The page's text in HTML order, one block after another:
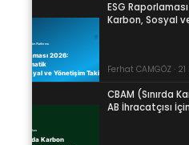
ESG
Karbon, Sosyal
Ferhat CAMGÖZ ·
CBAM (Sınırda
AB İhracatçısı